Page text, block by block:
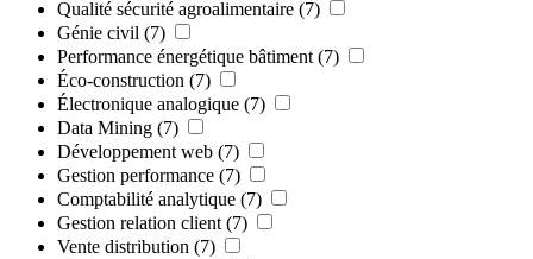
Qualité sécurité agroalimentaire (7)
Génie civil (7)
Performance énergétique bâtiment (7)
Éco-construction (7)
Électronique analogique (7)
Data Mining (7)
Développement web (7)
Gestion performance (7)
Comptabilité analytique (7)
Gestion relation client (7)
Vente distribution (7)